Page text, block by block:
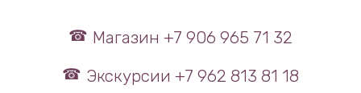
Магазин +7 906 965 71 32
Экскурсии +7 962 813 81 18